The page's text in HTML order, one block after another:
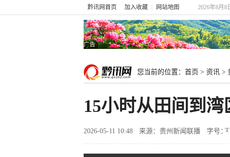
黔讯网首页 加入收藏 网站地图 2026年8月8
广告
您当前的位置： 首页 > 资讯 >
15小时从田间到
2026-05-11 10:48 来源：贵州新闻联播 字号：